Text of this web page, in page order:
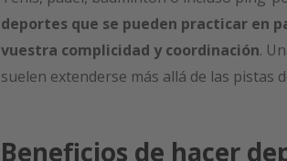
deportes que se pueden practicar en
vuestra complicidad y coordinación.
suelen extenderse más allá de las pistas
Beneficios de hacer